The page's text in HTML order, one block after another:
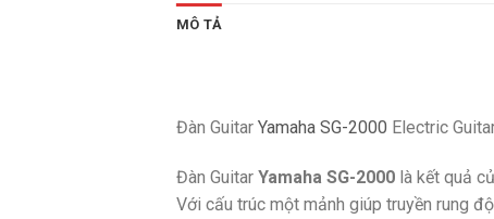
MÔ TẢ
Đàn Guitar Yamaha SG-2000 Electric
Đàn Guitar Yamaha SG-2000 là kết quả
Với cấu trúc một mảnh giúp truyền rung